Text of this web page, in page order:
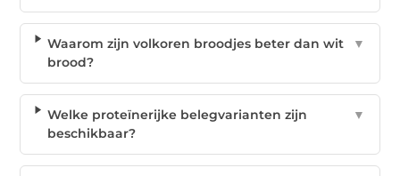
Waarom zijn volkoren broodjes beter dan wit
brood?
▼
Welke proteïnerijke belegvarianten zijn
beschikbaar?
▼